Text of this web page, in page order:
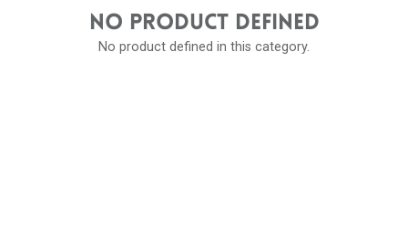
NO PRODUCT DEFINED
No product defined in this category.